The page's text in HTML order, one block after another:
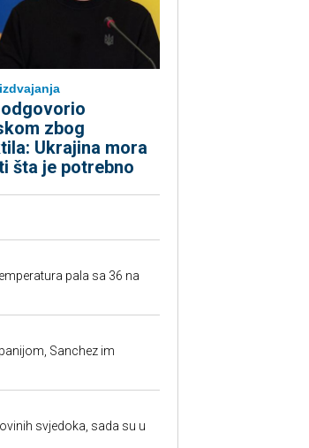
zbog
Ukrajina mora
šta je potrebno
pala sa 36 na
Sanchez im
svjedoka, sada su u